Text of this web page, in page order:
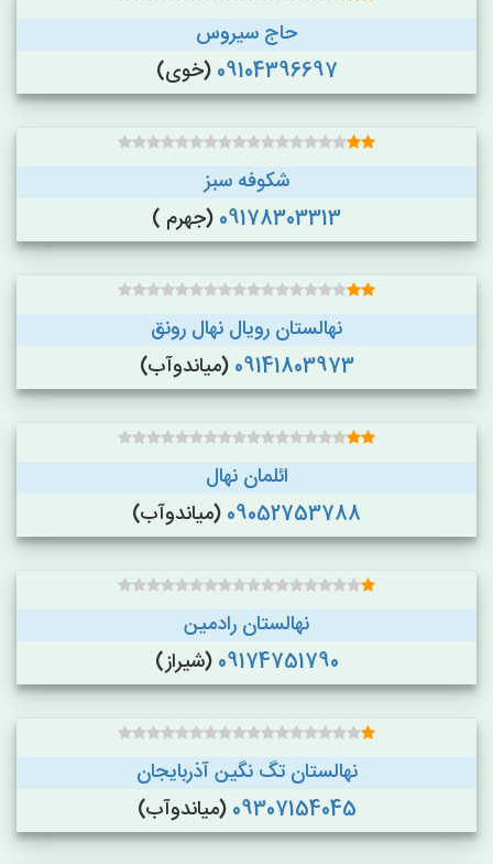
حاج سیروس
09104396697 (خوی)
شکوفه سبز
09178303313 (جهرم )
نهالستان رویال نهال رونق
09141803973 (میاندوآب)
ائلمان نهال
09052753788 (میاندوآب)
نهالستان رادمین
09174751790 (شیراز)
نهالستان تگ نگین آذربایجان
09307154045 (میاندوآب)